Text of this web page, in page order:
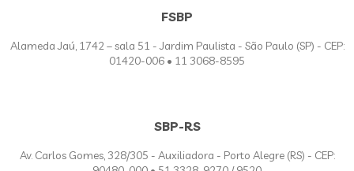
FSBP
Alameda Jaú, 1742 – sala 51 - Jardim Paulista - São Paulo (SP) - CEP:
01420-006 • 11 3068-8595
SBP-RS
Av. Carlos Gomes, 328/305 - Auxiliadora - Porto Alegre (RS) - CEP: